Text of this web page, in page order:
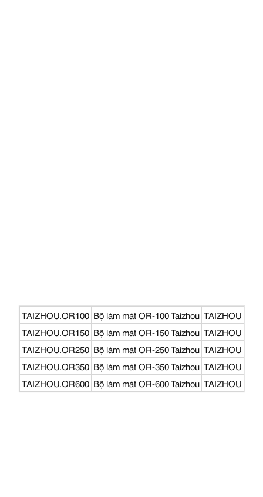
TAIZHOU.OR100 Bộ làm mát OR-100 Taizhou TAIZHOU
TAIZHOU.OR150 Bộ làm mát OR-150 Taizhou TAIZHOU
TAIZHOU.OR250 Bộ làm mát OR-250 Taizhou TAIZHOU
TAIZHOU.OR350 Bộ làm mát OR-350 Taizhou TAIZHOU
TAIZHOU.OR600 Bộ làm mát OR-600 Taizhou TAIZHOU